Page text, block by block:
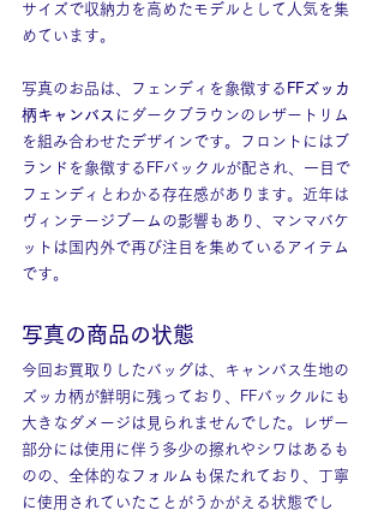
サイズで収納力を高めたモデルとして人気を集
めています。
写真のお品は、フェンディを象徴する FFズッカ
柄キャンバス にダークブラウンのレザートリム
を組み合わせたデザインです。フロントにはブ
ランドを象徴するFFバックルが配され、一目で
フェンディとわかる存在感があります。近年は
ヴィンテージブームの影響もあり、マンマバケ
ットは国内外で再び注目を集めているアイテム
です。
写真の商品の状態
今回お買取りしたバッグは、キャンバス生地の
ズッカ柄が鮮明に残っており、FFバックルにも
大きなダメージは見られませんでした。レザー
部分には使用に伴う多少の擦れやシワはあるも
のの、全体的なフォルムも保たれており、丁寧
に使用されていたことがうかがえる状態でし